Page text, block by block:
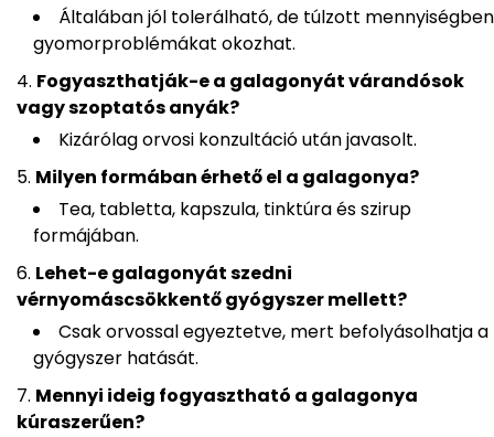
Általában jól tolerálható, de túlzott mennyiségben
gyomorproblémákat okozhat.
Fogyaszthatják-e a galagonyát várandósok
vagy szoptatós anyák?
Kizárólag orvosi konzultáció után javasolt.
Milyen formában érhető el a galagonya?
Tea, tabletta, kapszula, tinktúra és szirup
formájában.
Lehet-e galagonyát szedni
vérnyomáscsökkentő gyógyszer mellett?
Csak orvossal egyeztetve, mert befolyásolhatja a
gyógyszer hatását.
Mennyi ideig fogyasztható a galagonya
kúraszerűen?